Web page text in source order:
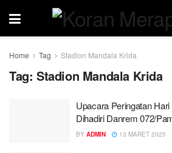
Home Tag Stadion Mandala Krida
Tag: Stadion Mandala Krida
Upacara Peringatan
Dihadiri Danrem 072/
BY ADMIN 13 MARET 2025